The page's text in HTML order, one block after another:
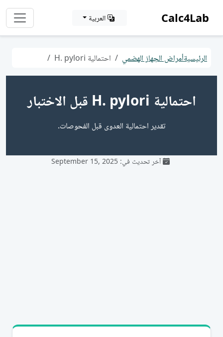
Calc4Lab العربية
الرئيسيةأمراض الجهاز الهضمي احتمالية H. pylori
احتمالية H. pylori قبل الاختبار
تقدير احتمالية العدوى قبل الفحوصات.
آخر تحديث في: September 15, 2025